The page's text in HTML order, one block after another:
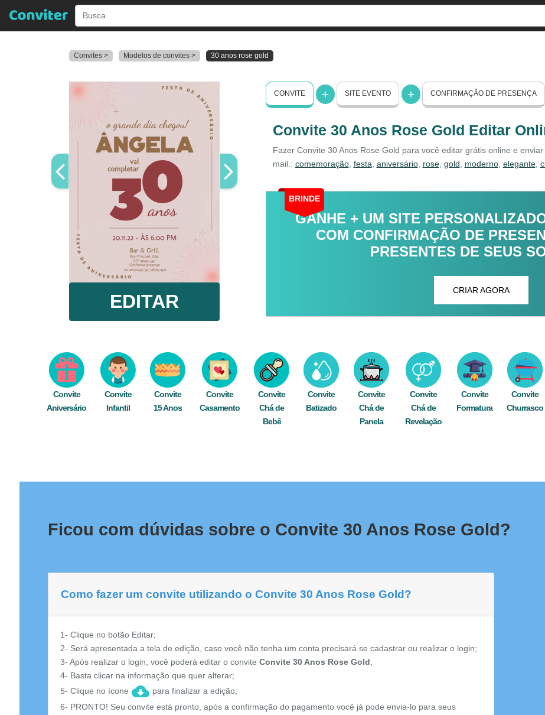
Convites > Modelos de convites > 30 anos rose gold
EDITAR
CONVITE SITE EVENTO CONFIRMAÇÃO DE PRESENÇA
Convite 30 Anos Rose Gold Editar
Fazer Convite 30 Anos Rose Gold para você editar grátis online e
mail.: comemoração, festa aniversário, rose, gold moderno, elegante,
BRINDE
GANHE + UM SITE
COM CONFIRMAÇÃO DE
PRESENTES DE SEUS
CRIAR AGORA
Convite
Aniversário
Convite
Infantil
Convite
15 Anos
Convite
Casamento
Convite
Chá de
Bebê
Convite
Batizado
Convite
Chá de
Panela
Convite
Chá de
Revelação
Convite
Formatura
Convite
Churrasco
Ficou com dúvidas sobre o Convite 30 Anos Rose Gold?
Como fazer um convite utilizando o Convite 30 Anos Rose Gold?
1- Clique no botão Editar;
2- Será apresentada a tela de edição, caso você não tenha um conta precisará se cadastrar ou realizar o login;
3- Após realizar o login, você poderá editar o convite Convite 30 Anos Rose Gold;
4- Basta clicar na informação que quer alterar;
5- Clique no ícone
para finalizar a edição;
6- PRONTO! Seu convite está pronto, após a confirmação do pagamento você já pode envia-lo para seus